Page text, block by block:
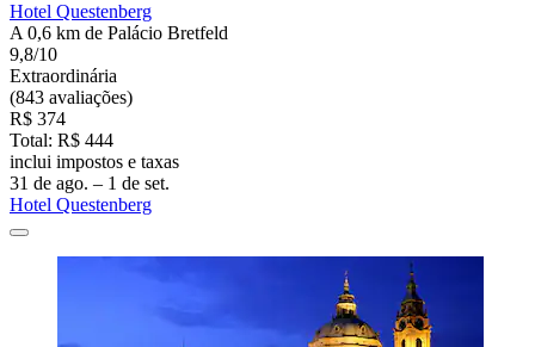
Hotel Questenberg
A 0,6 km de Palácio Bretfeld
9,8/10
Extraordinária
(843 avaliações)
R$ 374
Total: R$ 444
inclui impostos e taxas
31 de ago. – 1 de set.
Hotel Questenberg